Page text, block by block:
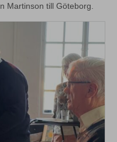
Martinson till Göteborg.